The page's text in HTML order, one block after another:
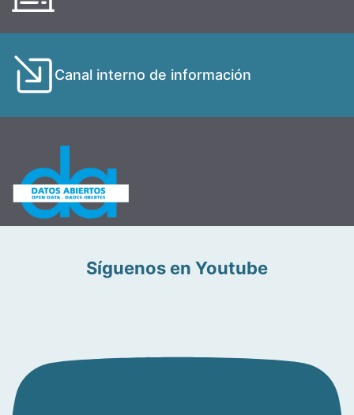
Canal interno de información
Síguenos en Youtube